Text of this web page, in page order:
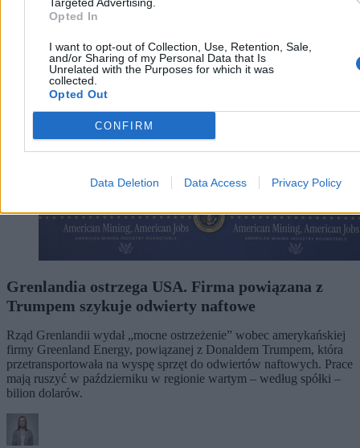
Opted In
I want to opt-out of Collection, Use, Retention, Sale,
and/or Sharing of my Personal Data that Is
Unrelated with the Purposes for which it was
collected.
Opted Out
CONFIRM
Data Deletion Data Access Privacy Policy
Grenlandia ostrzega USA. Firma powiązana z
Trumpem szykuje odwierty naftowe
Rząd Grenlandii wydał „mocne ostrzeżenie” wobec amerykańskiej
firmy Greenland Energy, powiązanej z Donaldem Trumpem, która
przetransportowała na wyspę sprzęt do odwiertów naftowych. Prace
mają ruszyć w październiku w regionie wartym – według spółki –
bilion dolarów.